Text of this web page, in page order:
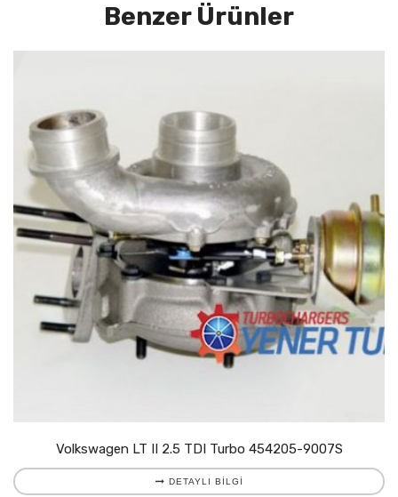
Benzer Ürünler
Volkswagen LT II 2.5 TDI Turbo 454205-9007S
DETAYLI BILGI